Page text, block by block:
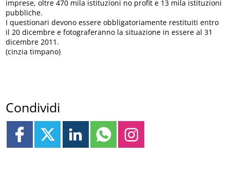
imprese, oltre 470 mila istituzioni no profit e 13 mila istituzioni
pubbliche.
I questionari devono essere obbligatoriamente restituiti entro
il 20 dicembre e fotograferanno la situazione in essere al 31
dicembre 2011.
(cinzia timpano)
Condividi